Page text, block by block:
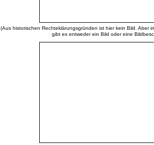
(Aus historischen Rechteklärungsgründen ist hier kein Bild. Aber
gibt es entweder ein Bild oder eine